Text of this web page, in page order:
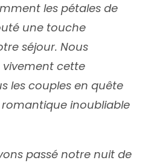
les pétales de
une touche
séjour. Nous
cette
les couples en quête
romantique inoubliable
passé notre nuit de